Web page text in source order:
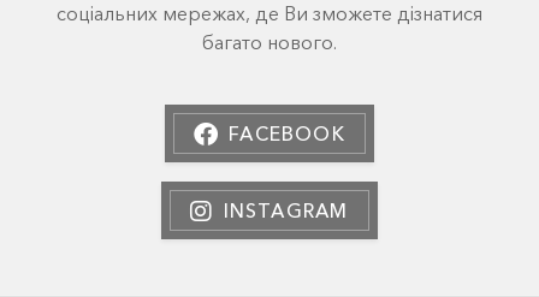
соціальних мережах, де Ви зможете дізнатися
багато нового.
FACEBOOK
INSTAGRAM